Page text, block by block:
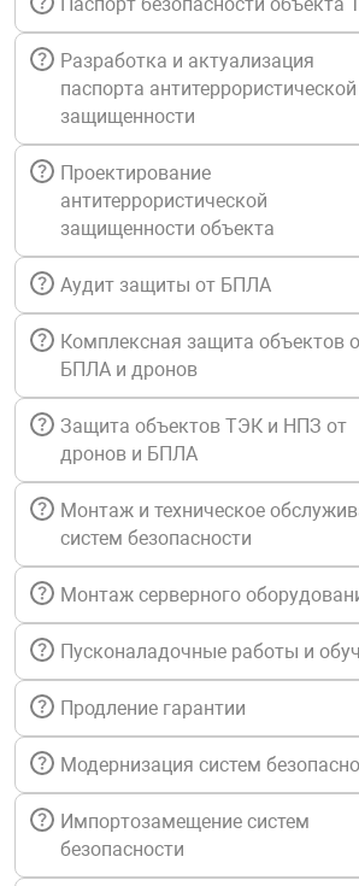
решения
безопасность
установки
оборудование
управления
и аналитики
объектов
периметра
Разработка и актуализация
паспорта антитеррористической
защищенности
Проектирование
антитеррористической
защищенности объекта
Аудит защиты от БПЛА
Комплексная защита объектов
БПЛА и дронов
Защита объектов ТЭК и НПЗ от
дронов и БПЛА
Монтаж и техническое
систем безопасности
Монтаж серверного
Пусконаладочные работы и
Продление гарантии
Модернизация систем
Импортозамещение систем
безопасности